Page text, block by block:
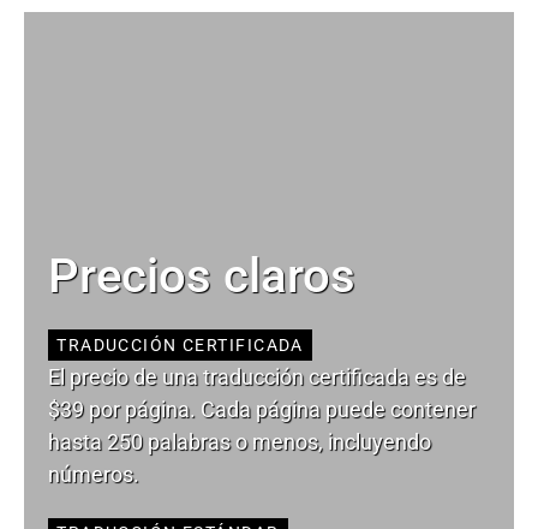
Precios claros
TRADUCCIÓN CERTIFICADA
El precio de una traducción certificada es de
$39 por página. Cada página puede contener
hasta 250 palabras o menos, incluyendo
números.